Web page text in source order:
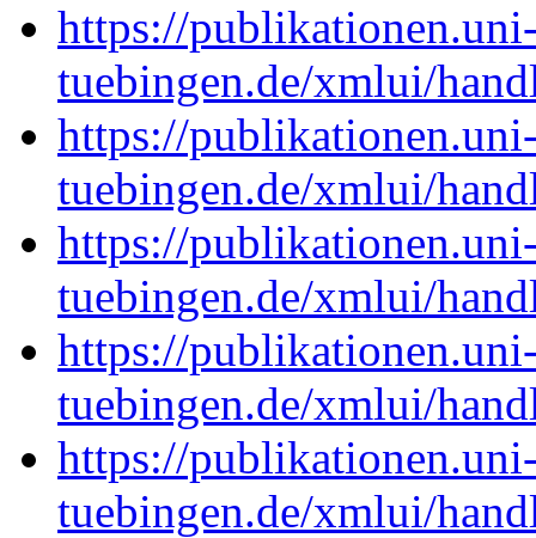
https://
tuebingen.de/xmlui/
https://
tuebingen.de/xmlui/
https://
tuebingen.de/xmlui/
https://
tuebingen.de/xmlui/
https://
tuebingen.de/xmlui/